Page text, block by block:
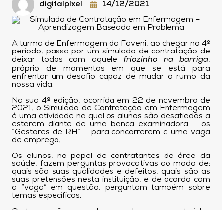
digitalpixel 14/12/2021
A turma de Enfermagem da Faveni, ao chegar no 4º
período, passa por um simulado de contratação de
deixar todos com aquele friozinho na barriga,
próprio de momentos em que se está para
enfrentar um desafio capaz de mudar o rumo da
nossa vida.
Na sua 4ª edição, ocorrida em 22 de novembro de
2021, o Simulado de Contratação em Enfermagem
é uma atividade na qual os alunos são desafiados a
estarem diante de uma banca examinadora – os
“Gestores de RH” – para concorrerem a uma vaga
de emprego.
Os alunos, no papel de contratantes da área da
saúde, fazem perguntas provocativas ao modo de:
quais são suas qualidades e defeitos, quais são as
suas pretensões nesta instituição, e de acordo com
a “vaga” em questão, perguntam também sobre
temas específicos.